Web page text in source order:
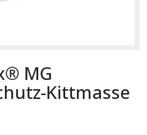
MG
Kittmasse